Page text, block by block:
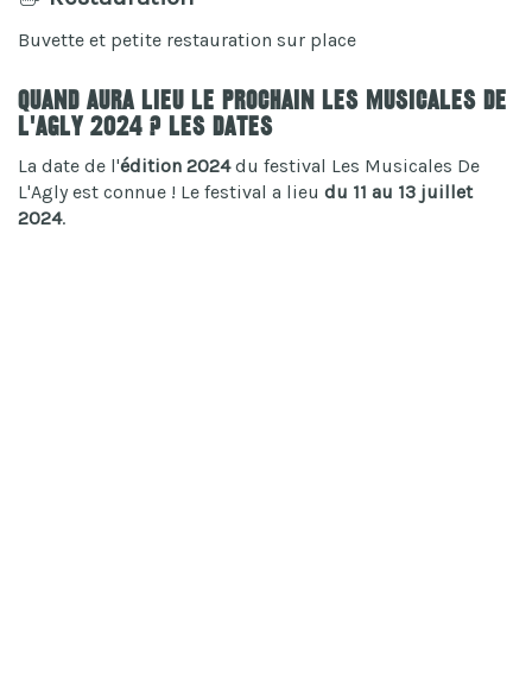
Buvette et petite restauration sur place
Quand aura lieu le prochain Les Musicales De
L'Agly 2024 ? Les dates
La date de l'édition 2024du festival Les Musicales De
L'Agly est connue ! Le festival a lieu du 11 au 13 juillet
2024.